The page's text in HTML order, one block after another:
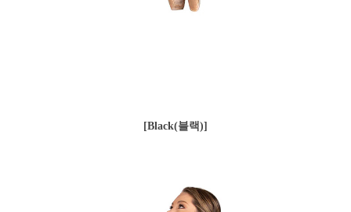
[Black(블랙)]